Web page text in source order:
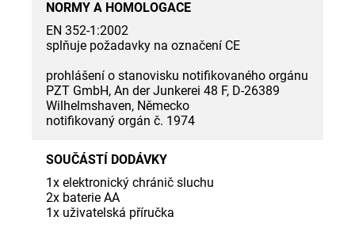
NORMY A HOMOLOGACE
EN 352-1:2002
splňuje požadavky na označení CE
prohlášení o stanovisku notifikovaného orgánu
PZT GmbH, An der Junkerei 48 F, D-26389
Wilhelmshaven, Německo
notifikovaný orgán č. 1974
SOUČÁSTÍ DODÁVKY
1x elektronický chránič sluchu
2x baterie AA
1x uživatelská příručka